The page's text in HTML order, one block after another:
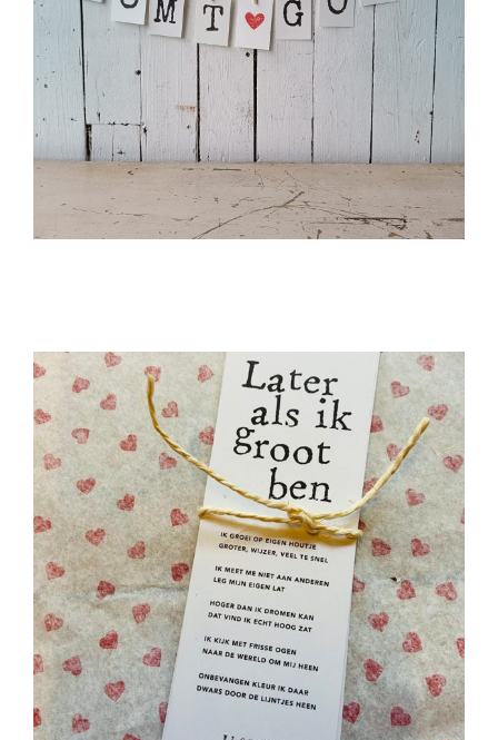
Slinger